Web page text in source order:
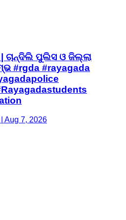
ଚାନ୍ଦିଲି ପୁଲିସ ଓ ଜିଲ୍ଲା
#rgda #rayagada
Aug 7, 2026